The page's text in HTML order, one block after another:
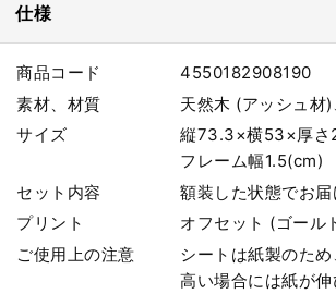
仕様
商品コード
4550182908190
素材、材質
天然木 (アッシュ材
サイズ
縦73.3×横53×厚さ
フレーム幅1.5(cm)
セット内容
額装した状態でお届
プリント
オフセット (ゴール
ご使用上の注意
シートは紙製のた
高い場合には紙が